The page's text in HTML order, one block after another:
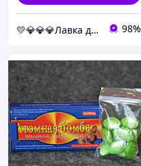
💛💎💎💎Лавка для здоров"я топ 💛💎💎💎 98%